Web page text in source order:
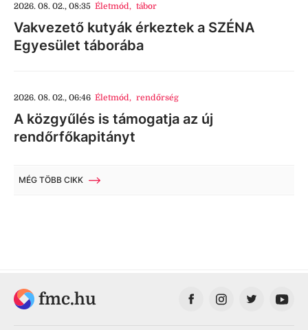
2026. 08. 02., 08:35 Életmód, tábor
Vakvezető kutyák érkeztek a SZÉNA
Egyesület táborába
2026. 08. 02., 06:46 Életmód, rendőrség
A közgyűlés is támogatja az új
rendőrfőkapitányt
MÉG TÖBB CIKK
fmc.hu